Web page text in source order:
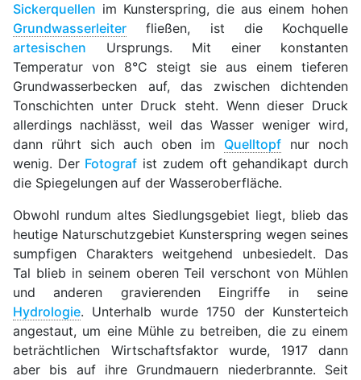
Sickerquellen im Kunsterspring, die aus einem hohen
Grundwasserleiter fließen, ist die Kochquelle
artesischen Ursprungs. Mit einer konstanten
Temperatur von 8°C steigt sie aus einem tieferen
Grundwasserbecken auf, das zwischen dichtenden
Tonschichten unter Druck steht. Wenn dieser Druck
allerdings nachlässt, weil das Wasser weniger wird,
dann rührt sich auch oben im Quelltopf nur noch
wenig. Der Fotograf ist zudem oft gehandikapt durch
die Spiegelungen auf der Wasseroberfläche.
Obwohl rundum altes Siedlungsgebiet liegt, blieb das
heutige Naturschutzgebiet Kunsterspring wegen seines
sumpfigen Charakters weitgehend unbesiedelt. Das
Tal blieb in seinem oberen Teil verschont von Mühlen
und anderen gravierenden Eingriffe in seine
Hydrologie. Unterhalb wurde 1750 der Kunsterteich
angestaut, um eine Mühle zu betreiben, die zu einem
beträchtlichen Wirtschaftsfaktor wurde, 1917 dann
aber bis auf ihre Grundmauern niederbrannte. Seit